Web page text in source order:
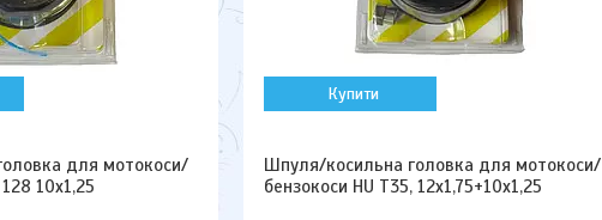
для мотокоси/
10х1,25
Купити
Шпуля/косильна головка для мотокоси/
бензокоси HU T35, 12х1,75+10х1,25